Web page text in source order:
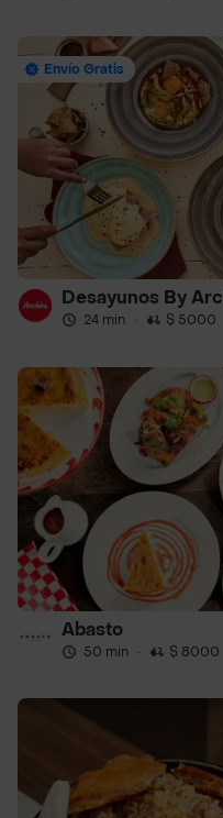
Envío Gratis
Desayunos By
24 min · $ 5000
Abasto
50 min · $ 8000